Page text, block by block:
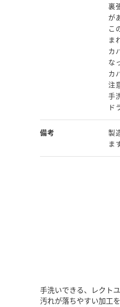
裏
が
こ
ま
カ
な
カ
注
手
ド
備考
製
ま
手洗いできる、レクト
汚れが落ちやすい加工